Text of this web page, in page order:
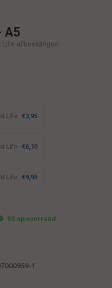
A5
afbeeldingen
Life €3,95
Life €6,10
Life €9,95
92 op voorraad
1